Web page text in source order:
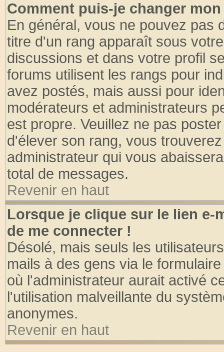
Comment puis-je changer
En général, vous ne pouvez pas
titre d'un rang apparaît sous
discussions et dans votre profil
forums utilisent les rangs pour
avez postés, mais aussi pour
modérateurs et administrateurs
est propre. Veuillez ne pas
d'élever son rang, vous
administrateur qui vous
total de messages.
Revenir en haut
Lorsque je clique sur le lien e-
de me connecter !
Désolé, mais seuls les
mails à des gens via le
où l'administrateur aurait activé
l'utilisation malveillante du
anonymes.
Revenir en haut